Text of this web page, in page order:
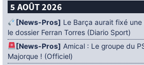
5 AOÛT 2026
[News-Pros] Le Barça aurait fixé
le dossier Ferran Torres (Diario Sport)
[News-Pros] Amical : Le groupe du
Majorque ! (Officiel)